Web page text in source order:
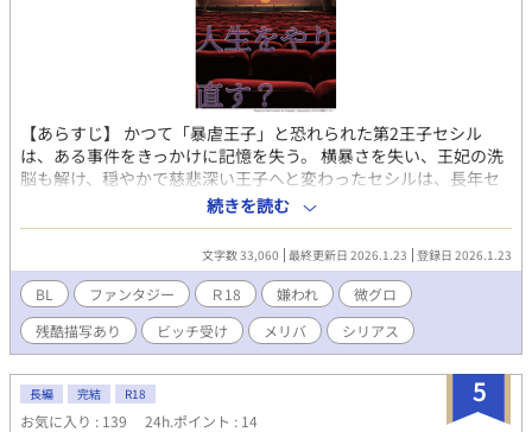
【あらすじ】 かつて「暴虐王子」と恐れられた第2王子セシル
は、ある事件をきっかけに記憶を失う。 横暴さを失い、王妃の洗
脳も解け、穏やかで慈悲深い王子へと変わったセシルは、長年セ
シルの護衛騎士を務めるアッシュの復讐に燃えた暗い心を揺さぶ
る。 これは――人生をやり直した王子の物語ではない。愛を知ら
ず育った哀しき王子の残酷な物語だった。 ⚠️注意⚠️ 本作は R-18
作品 です。 自殺・殺害などの残酷な表現、精神的に重い描写を含
みます。苦手な方は閲覧をご遠慮ください。
続きを読む
文字数 33,060 最終更新日 2026.1.23 登録日 2026.1.23
BL ファンタジー Ｒ18 嫌われ
微グロ
残酷描写あり
ビッチ受け メリバ シリアス
5
長編 完結 R18
お気に入り : 139 24h.ポイント : 14